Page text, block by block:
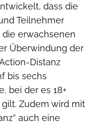
dass die
Teilnehmer
erwachsenen
Überwindung der
Distanz
bis sechs
bei der es 18+
Zudem wird mit
auch eine